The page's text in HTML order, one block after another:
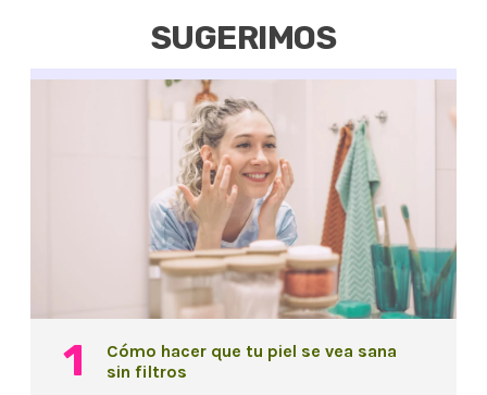
SUGERIMOS
Cómo hacer que tu piel se vea sana
sin filtros